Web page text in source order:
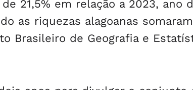
21,5% em relação a 2023, ano
as riquezas alagoanas
Brasileiro de Geografia e